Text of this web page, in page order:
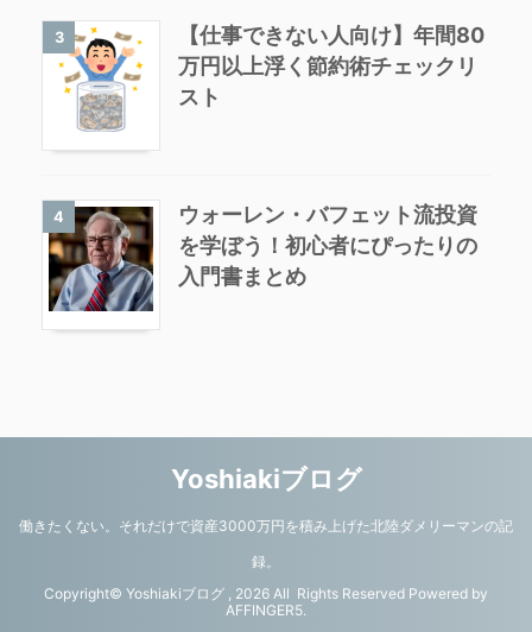
3
【仕事できない人向け】年間80
万円以上浮く節約術チェックリ
スト
4
ウォーレン・バフェット流投資
を学ぼう！初心者にぴったりの
入門書まとめ
Yoshiakiブログ
働きたくない。それだけで資産3000万円を積み上げた北陸ダメリーマンの記
録。
Copyright© Yoshiakiブログ , 2026 All Rights Reserved Powered by
AFFINGER5.